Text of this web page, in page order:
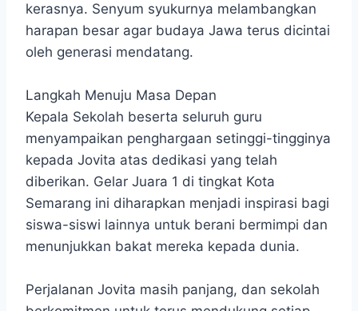
kerasnya. Senyum syukurnya melambangkan
harapan besar agar budaya Jawa terus dicintai
oleh generasi mendatang.
Langkah Menuju Masa Depan
Kepala Sekolah beserta seluruh guru
menyampaikan penghargaan setinggi-tingginya
kepada Jovita atas dedikasi yang telah
diberikan. Gelar Juara 1 di tingkat Kota
Semarang ini diharapkan menjadi inspirasi bagi
siswa-siswi lainnya untuk berani bermimpi dan
menunjukkan bakat mereka kepada dunia.
Perjalanan Jovita masih panjang, dan sekolah